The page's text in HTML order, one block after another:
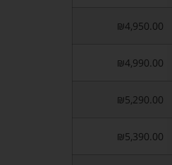
₪4,950.00
₪4,990.00
₪5,290.00
₪5,390.00